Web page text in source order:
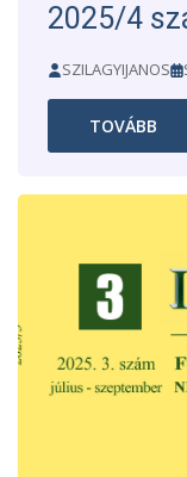
2025/4
SZILAGYIJANOS
TOVÁBB